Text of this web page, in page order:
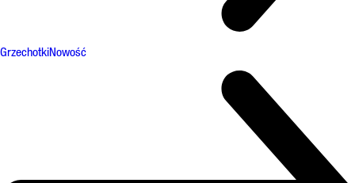
GrzechotkiNowość